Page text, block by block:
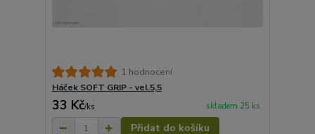
1 hodnocení
Háček SOFT GRIP - vel.5,5
33 Kč/ks skladem 25 ks
Přidat do košíku